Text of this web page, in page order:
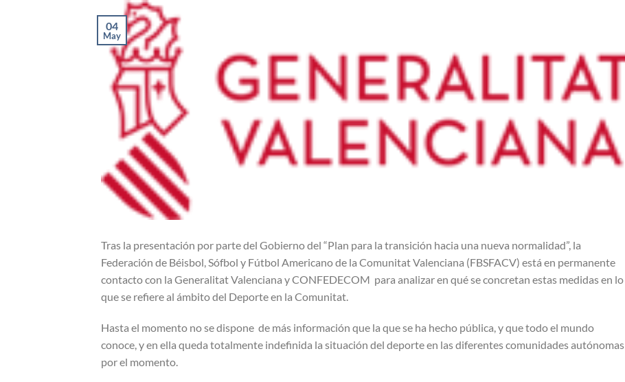
04
May
Tras la presentación por parte del Gobierno del “Plan para la transición hacia una nueva normalidad”, la
Federación de Béisbol, Sófbol y Fútbol Americano de la Comunitat Valenciana (FBSFACV) está en permanente
contacto con la Generalitat Valenciana y CONFEDECOM para analizar en qué se concretan estas medidas en lo
que se refiere al ámbito del Deporte en la Comunitat.
Hasta el momento no se dispone de más información que la que se ha hecho pública, y que todo el mundo
conoce, y en ella queda totalmente indefinida la situación del deporte en las diferentes comunidades autónomas
por el momento.